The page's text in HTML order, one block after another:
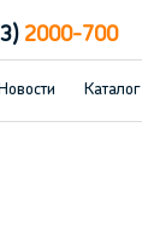
2000-700
Каталог